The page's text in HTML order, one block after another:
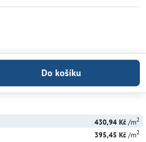
Do košíku
430,94 Kč /m2
395,45 Kč /m2